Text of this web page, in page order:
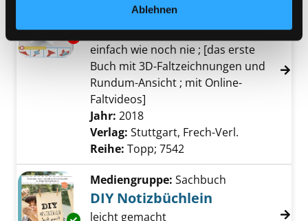
Ablehnen
Exemplar-Details von Dreihundertsechszig
Dreihundertsechszig Grad
Origami
einfach wie noch nie ; [das erste
Buch mit 3D-Faltzeichnungen und
Rundum-Ansicht ; mit Online-
Faltvideos]
Suche nach diesem Verfasser
Jahr: 2018
Verlag: Stuttgart, Frech-Verl.
Reihe: Topp; 7542
Mediengruppe: Sachbuch
DIY Notizbüchlein
leicht gemacht